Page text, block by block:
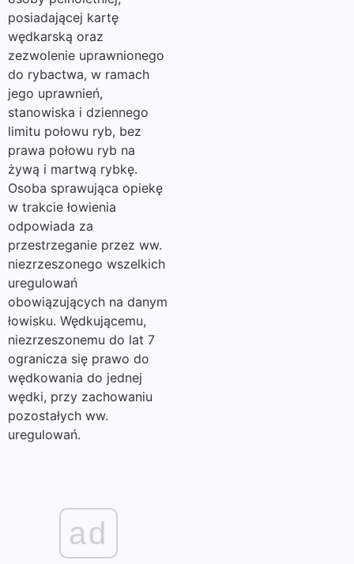
posiadającej kartę
wędkarską oraz
zezwolenie uprawnionego
do rybactwa, w ramach
jego uprawnień,
stanowiska i dziennego
limitu połowu ryb, bez
prawa połowu ryb na
żywą i martwą rybkę.
Osoba sprawująca opiekę
w trakcie łowienia
odpowiada za
przestrzeganie przez ww.
niezrzeszonego wszelkich
uregulowań
obowiązujących na danym
łowisku. Wędkującemu,
niezrzeszonemu do lat 7
ogranicza się prawo do
wędkowania do jednej
wędki, przy zachowaniu
pozostałych ww.
uregulowań.
ad